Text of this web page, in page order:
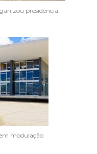
presidência
modulação